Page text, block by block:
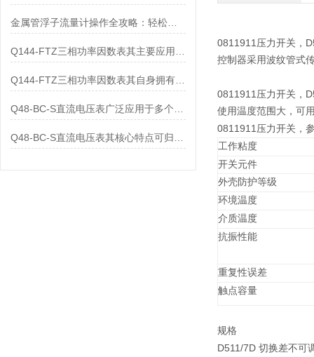
金属管浮子流量计操作全攻略：轻松拿捏，精准掌控每一步！
Q144-FTZ三相功率因数表其自身拥有怎样的功能呢？
0811911压力开关，
控制器采用波纹管式
0811911压力开关，
使用温度范围大，可
0811911压力开关，
工作粘度
开关元件
外壳防护等级
环境温度
介质温度
抗振性能
重复性误差
触点容量
规格
D511/7D 切换差不可